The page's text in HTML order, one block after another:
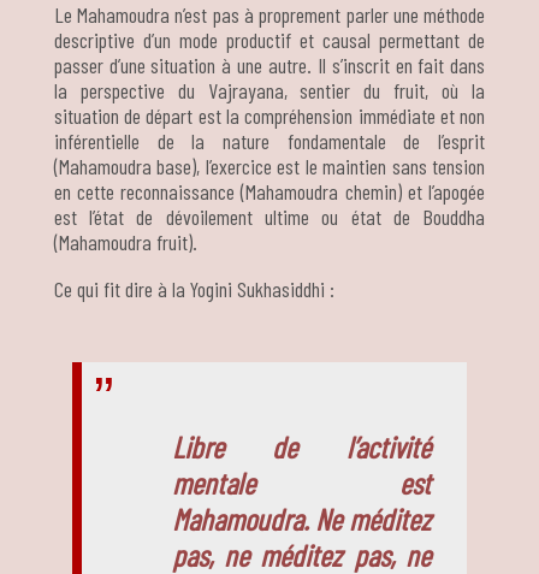
Le Mahamoudra n’est pas à proprement parler une méthode
descriptive d’un mode productif et causal permettant de
passer d’une situation à une autre. Il s’inscrit en fait dans
la perspective du Vajrayana, sentier du fruit, où la
situation de départ est la compréhension immédiate et non
inférentielle de la nature fondamentale de l’esprit
(Mahamoudra base), l’exercice est le maintien sans tension
en cette reconnaissance (Mahamoudra chemin) et l’apogée
est l’état de dévoilement ultime ou état de Bouddha
(Mahamoudra fruit).
Ce qui fit dire à la Yogini Sukhasiddhi :
Libre de l’activité
mentale est
Mahamoudra. Ne méditez
pas, ne méditez pas, ne